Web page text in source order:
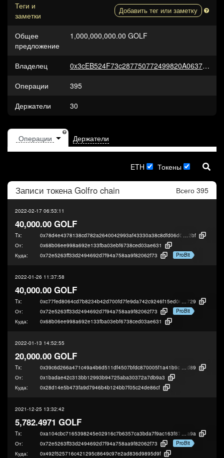
Теги и
заметки
Добавить тег или заметку
Общее
предложение
1,000,000,000.00 GOLF
Владелец
0x3cEB524F73c287750772499820A06375Dc6edDcB
Операции
395
Держатели
30
Держатели
ETH Токены
Записи токена Golfro chain Всего 395
2022-02-17 06:53:11
40,000.00 GOLF
Tx: 0x78d4e4378138cd782a2640042993af43330a38c8dfd06d0558ffbead280a9
2bf
От:
0x68b06ee998a692e133fba03ebf6738ced03ae631
Куда:
0x72e5263ff33d2494692d7f94a758aa9f82062f73 ProBit
2022-01-26 11:37:58
40,000.00 GOLF
Tx: 0xc77fed8064cd7b8234b42d700fd7fe9da742c9246f15ed06cf277daade4bc
729
От:
0x72e5263ff33d2494692d7f94a758aa9f82062f73
ProBit
Куда:
0x68b06ee998a692e133fba03ebf6738ced03ae631
2022-01-13 14:52:55
20,000.00 GOLF
Tx: 0x39c6d266a471c49a4b6d511df4507bfdc870005f1a41b9c1ca22fc4c32875
d89
От:
0x1badae42c313bb12993b94725aba30372a7db9a3
Куда:
0x28d14e5b473fa9d7946b4b124bb7f05c24de86cf
2021-12-25 13:32:42
5,782.4971 GOLF
Tx: 0xa104cbc7165398245e02916c7b6357ca3bda7f9ac163f87c594140c867643
a9a
От:
0x72e5263ff33d2494692d7f94a758aa9f82062f73
ProBit
Куда:
0x492f525716c421295c8649c97e2ad836d9895d9f